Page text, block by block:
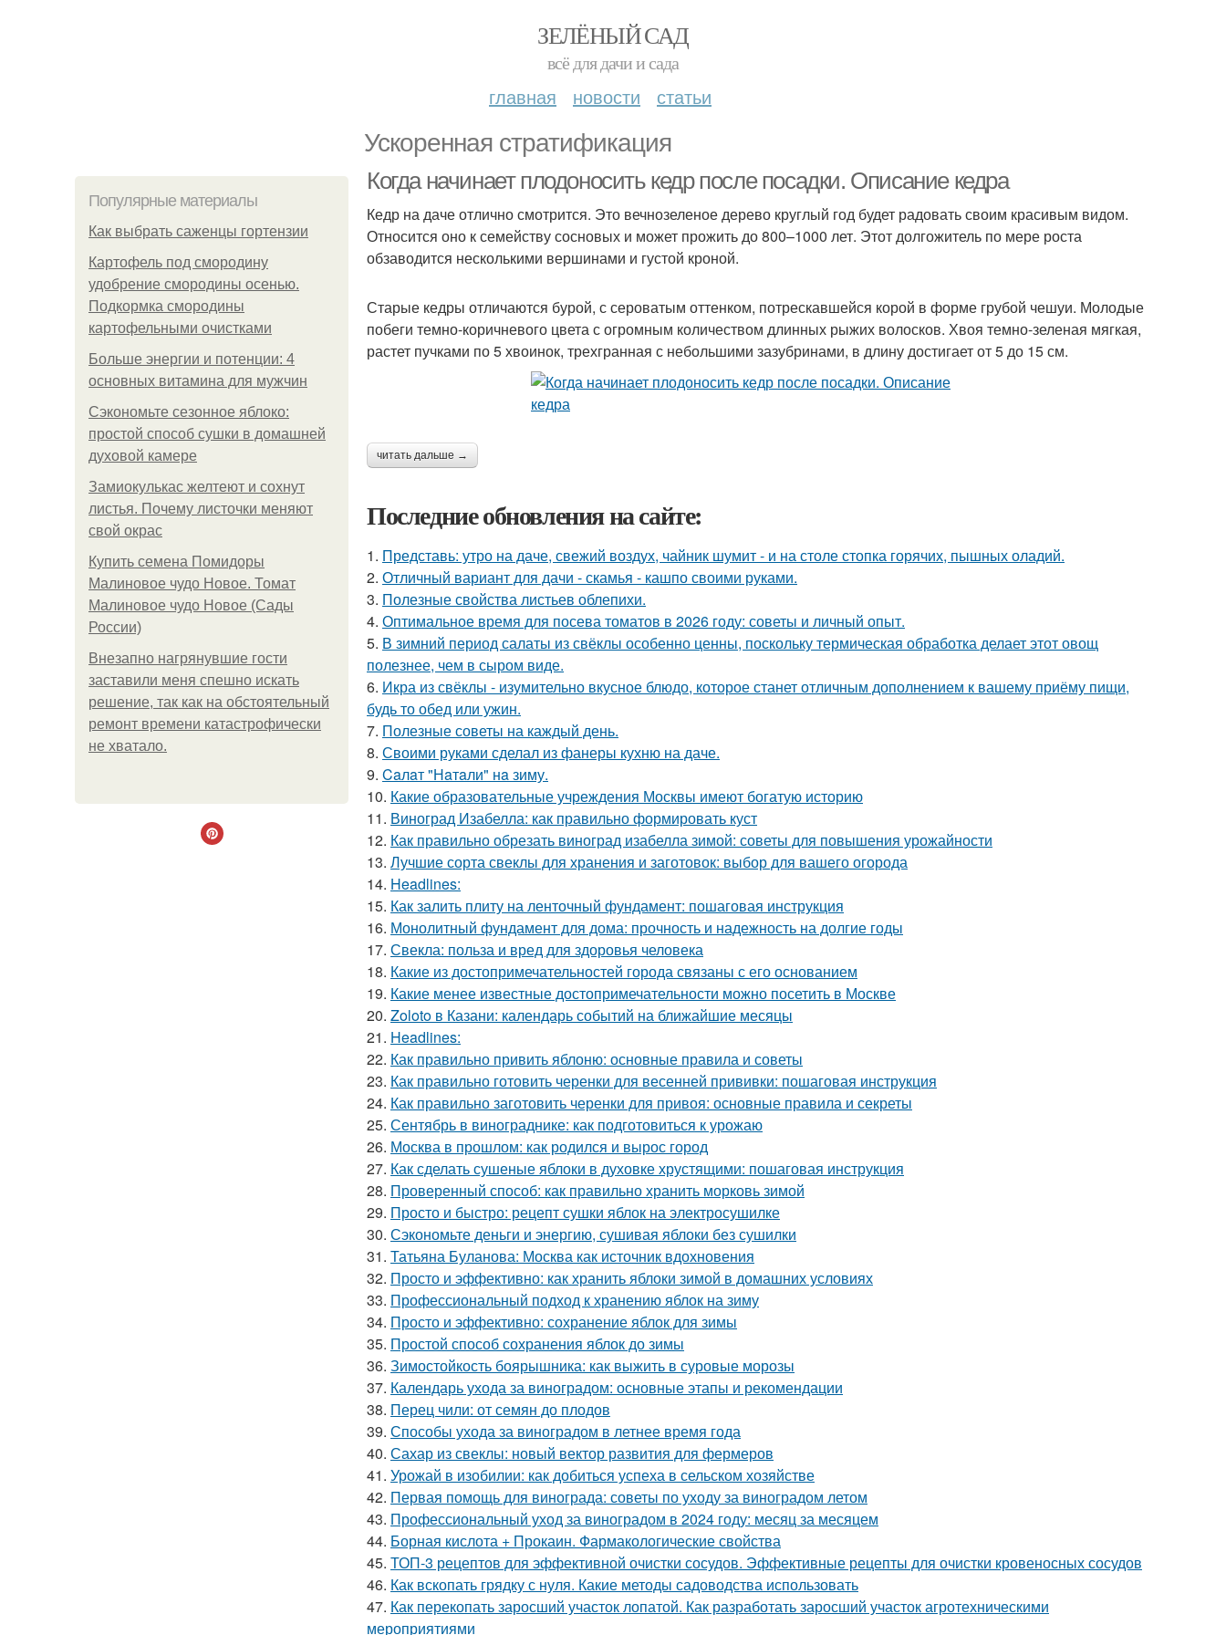
ЗЕЛЁНЫЙ САД
всё для дачи и сада
главная новости статьи
Ускоренная стратификация
Популярные материалы
Как выбрать саженцы гортензии
Картофель под смородину
удобрение смородины осенью.
Подкормка смородины
картофельными очистками
Больше энергии и потенции: 4
основных витамина для мужчин
Сэкономьте сезонное яблоко:
простой способ сушки в домашней
духовой камере
Замиокулькас желтеют и сохнут
листья. Почему листочки меняют
свой окрас
Купить семена Помидоры
Малиновое чудо Новое. Томат
Малиновое чудо Новое (Сады
России)
Внезапно нагрянувшие гости
заставили меня спешно искать
решение, так как на обстоятельный
ремонт времени катастрофически
не хватало.
Когда начинает плодоносить кедр после посадки. Описание кедра
Кедр на даче отлично смотрится. Это вечнозеленое дерево круглый год будет радовать своим красивым видом.
Относится оно к семейству сосновых и может прожить до 800–1000 лет. Этот долгожитель по мере роста
обзаводится несколькими вершинами и густой кроной.
Старые кедры отличаются бурой, с сероватым оттенком, потрескавшейся корой в форме грубой чешуи. Молодые
побеги темно-коричневого цвета с огромным количеством длинных рыжих волосков. Хвоя темно-зеленая мягкая,
растет пучками по 5 хвоинок, трехгранная с небольшими зазубринами, в длину достигает от 5 до 15 см.
читать дальше →
Последние обновления на сайте:
1. Представь: утро на даче, свежий воздух, чайник шумит - и на столе стопка горячих, пышных оладий.
2. Отличный вариант для дачи - скамья - кашпо своими руками.
3. Полезные свойства листьев облепихи.
4. Оптимальное время для посева томатов в 2026 году: советы и личный опыт.
5. В зимний период салаты из свёклы особенно ценны, поскольку термическая обработка делает этот овощ
полезнее, чем в сыром виде.
6. Икра из свёклы - изумительно вкусное блюдо, которое станет отличным дополнением к вашему приёму пищи,
будь то обед или ужин.
7. Полезные советы на каждый день.
8. Своими руками сделал из фанеры кухню на даче.
9. Caлaт "Нaтaли" нa зиму.
10. Какие образовательные учреждения Москвы имеют богатую историю
11. Виноград Изабелла: как правильно формировать куст
12. Как правильно обрезать виноград изабелла зимой: советы для повышения урожайности
13. Лучшие сорта свеклы для хранения и заготовок: выбор для вашего огорода
14. Headlines:
15. Как залить плиту на ленточный фундамент: пошаговая инструкция
16. Монолитный фундамент для дома: прочность и надежность на долгие годы
17. Свекла: польза и вред для здоровья человека
18. Какие из достопримечательностей города связаны с его основанием
19. Какие менее известные достопримечательности можно посетить в Москве
20. Zoloto в Казани: календарь событий на ближайшие месяцы
21. Headlines:
22. Как правильно привить яблоню: основные правила и советы
23. Как правильно готовить черенки для весенней прививки: пошаговая инструкция
24. Как правильно заготовить черенки для привоя: основные правила и секреты
25. Сентябрь в винограднике: как подготовиться к урожаю
26. Москва в прошлом: как родился и вырос город
27. Как сделать сушеные яблоки в духовке хрустящими: пошаговая инструкция
28. Проверенный способ: как правильно хранить морковь зимой
29. Просто и быстро: рецепт сушки яблок на электросушилке
30. Сэкономьте деньги и энергию, сушивая яблоки без сушилки
31. Татьяна Буланова: Москва как источник вдохновения
32. Просто и эффективно: как хранить яблоки зимой в домашних условиях
33. Профессиональный подход к хранению яблок на зиму
34. Просто и эффективно: сохранение яблок для зимы
35. Простой способ сохранения яблок до зимы
36. Зимостойкость боярышника: как выжить в суровые морозы
37. Календарь ухода за виноградом: основные этапы и рекомендации
38. Перец чили: от семян до плодов
39. Способы ухода за виноградом в летнее время года
40. Сахар из свеклы: новый вектор развития для фермеров
41. Урожай в изобилии: как добиться успеха в сельском хозяйстве
42. Первая помощь для винограда: советы по уходу за виноградом летом
43. Профессиональный уход за виноградом в 2024 году: месяц за месяцем
44. Борная кислота + Прокаин. Фармакологические свойства
45. ТОП-3 рецептов для эффективной очистки сосудов. Эффективные рецепты для очистки кровеносных сосудов
46. Как вскопать грядку с нуля. Какие методы садоводства использовать
47. Как перекопать заросший участок лопатой. Как разработать заросший участок агротехническими
мероприятиями